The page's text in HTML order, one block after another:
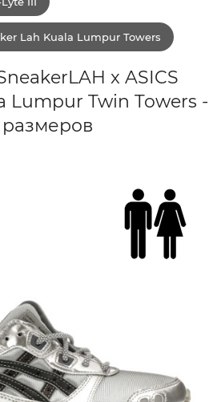
Lah Kuala Lumpur Towers
x ASICS
Lumpur Twin Towers -
размеров